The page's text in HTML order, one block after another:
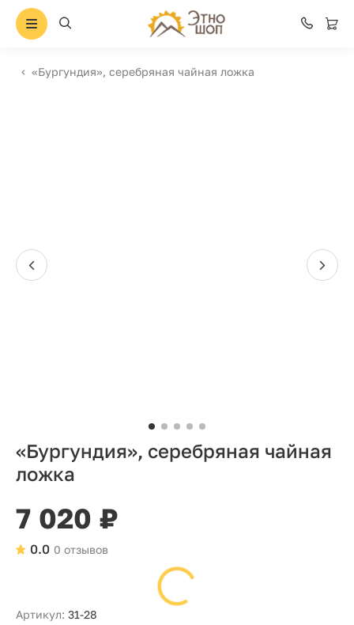
«Бургундия», серебряная чайная ложка
«Бургундия», серебряная чайная
ложка
7 020 ₽
0 отзывов
0.0
Артикул: 31-28